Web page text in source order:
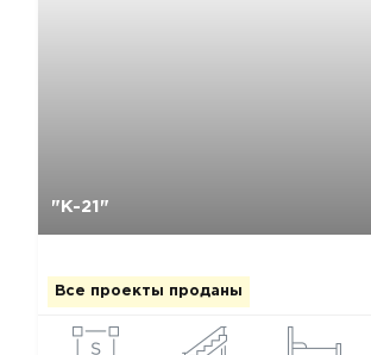
"К-21"
Все проекты проданы